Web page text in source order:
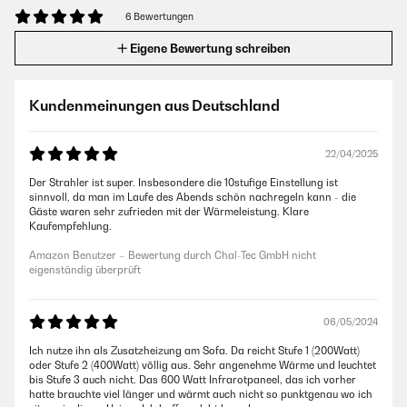
6 Bewertungen
Eigene Bewertung schreiben
Kundenmeinungen aus Deutschland
22/04/2025
Der Strahler ist super. Insbesondere die 10stufige Einstellung ist
sinnvoll, da man im Laufe des Abends schön nachregeln kann - die
Gäste waren sehr zufrieden mit der Wärmeleistung. Klare
Kaufempfehlung.
Amazon Benutzer – Bewertung durch Chal-Tec GmbH nicht
eigenständig überprüft
06/05/2024
Ich nutze ihn als Zusatzheizung am Sofa. Da reicht Stufe 1 (200Watt)
oder Stufe 2 (400Watt) võllig aus. Sehr angenehme Wärme und leuchtet
bis Stufe 3 auch nicht. Das 600 Watt Infrarotpaneel, das ich vorher
hatte brauchte viel länger und wärmt auch nicht so punktgenau wo ich